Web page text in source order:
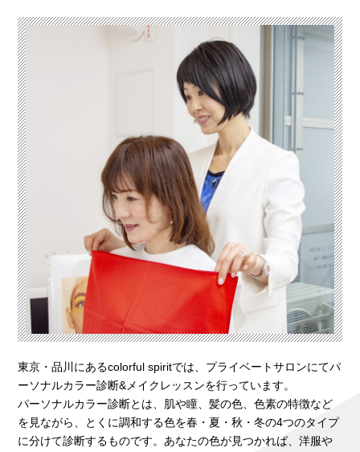
東京・品川にあるcolorful spiritでは、プライベートサロンにてパ
ーソナルカラー診断&メイクレッスンを行っています。
パーソナルカラー診断とは、肌や瞳、髪の色、色素の特徴など
を見ながら、とくに調和する色を春・夏・秋・冬の4つのタイプ
に分けて診断するものです。あなたの色が見つかれば、洋服や